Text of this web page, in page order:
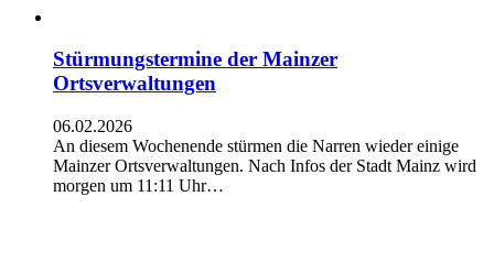
Stürmungstermine der Mainzer
Ortsverwaltungen
06.02.2026
An diesem Wochenende stürmen die Narren wieder einige
Mainzer Ortsverwaltungen. Nach Infos der Stadt Mainz wird
morgen um 11:11 Uhr…